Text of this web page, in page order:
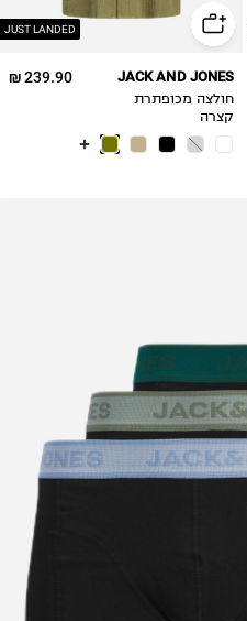
JUST LANDED
239.90 ₪ JACK AND JONES
חולצה מכופתרת
קצרה